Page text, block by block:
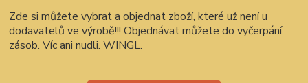
Zde si můžete vybrat a objednat zboží, které už není u
dodavatelů ve výrobě!!! Objednávat můžete do vyčerpání
zásob. Víc ani nudli. WINGL.